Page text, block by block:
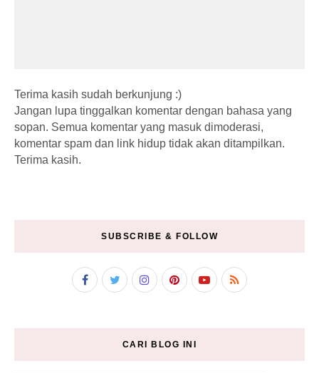
Terima kasih sudah berkunjung :)
Jangan lupa tinggalkan komentar dengan bahasa yang
sopan. Semua komentar yang masuk dimoderasi,
komentar spam dan link hidup tidak akan ditampilkan.
Terima kasih.
SUBSCRIBE & FOLLOW
CARI BLOG INI